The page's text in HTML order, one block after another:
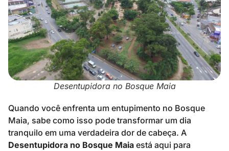
Desentupidora no Bosque Maia
Quando você enfrenta um entupimento no Bosque
Maia, sabe como isso pode transformar um dia
tranquilo em uma verdadeira dor de cabeça. A
Desentupidora no Bosque Maia está aqui para